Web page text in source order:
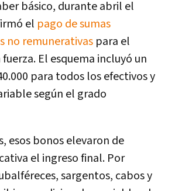
básico, durante abril el
el pago de sumas
no remunerativas para el
El esquema incluyó un
para todos los efectivos y
según el grado
esos bonos elevaron de
el ingreso final. Por
sargentos, cabos y